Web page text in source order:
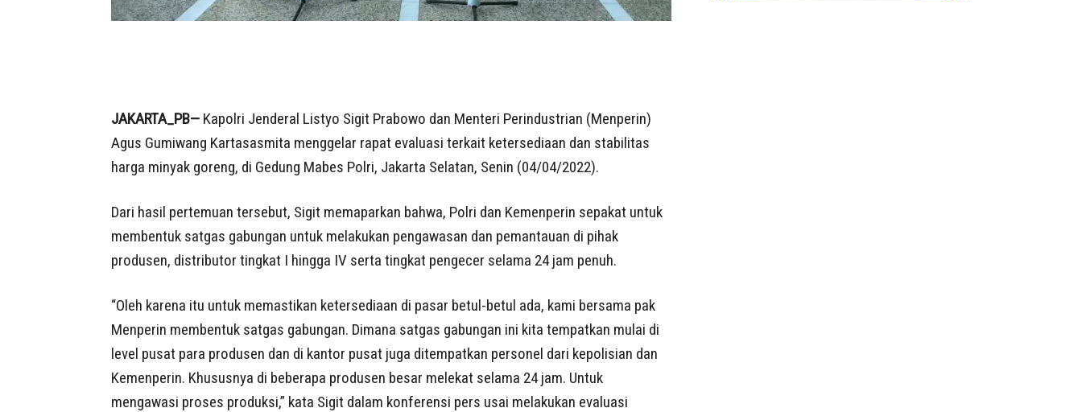
JAKARTA_PB— Kapolri Jenderal Listyo Sigit Prabowo dan Menteri Perindustrian (Menperin)
Agus Gumiwang Kartasasmita menggelar rapat evaluasi terkait ketersediaan dan stabilitas
harga minyak goreng, di Gedung Mabes Polri, Jakarta Selatan, Senin (04/04/2022).
Dari hasil pertemuan tersebut, Sigit memaparkan bahwa, Polri dan Kemenperin sepakat untuk
membentuk satgas gabungan untuk melakukan pengawasan dan pemantauan di pihak
produsen, distributor tingkat I hingga IV serta tingkat pengecer selama 24 jam penuh.
“Oleh karena itu untuk memastikan ketersediaan di pasar betul-betul ada, kami bersama pak
Menperin membentuk satgas gabungan. Dimana satgas gabungan ini kita tempatkan mulai di
level pusat para produsen dan di kantor pusat juga ditempatkan personel dari kepolisian dan
Kemenperin. Khususnya di beberapa produsen besar melekat selama 24 jam. Untuk
mengawasi proses produksi,” kata Sigit dalam konferensi pers usai melakukan evaluasi